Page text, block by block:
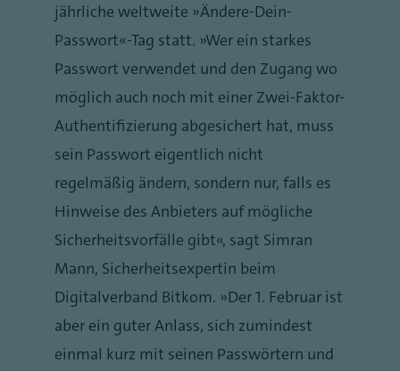
jährliche weltweite „Ändere-Dein-
Passwort“-Tag statt. „Wer ein starkes
Passwort verwendet und den Zugang wo
möglich auch noch mit einer Zwei-Faktor-
Authentifizierung abgesichert hat, muss
sein Passwort eigentlich nicht
regelmäßig ändern, sondern nur, falls es
Hinweise des Anbieters auf mögliche
Sicherheitsvorfälle gibt“, sagt Simran
Mann, Sicherheitsexpertin beim
Digitalverband Bitkom. „Der 1. Februar ist
aber ein guter Anlass, sich zumindest
einmal kurz mit seinen Passwörtern und